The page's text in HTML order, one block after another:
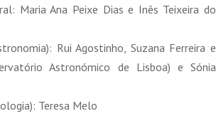
Maria Ana Peixe Dias e Inês Teixeira do
Rui Agostinho, Suzana Ferreira e
Astronómico de Lisboa) e Sónia
Teresa Melo